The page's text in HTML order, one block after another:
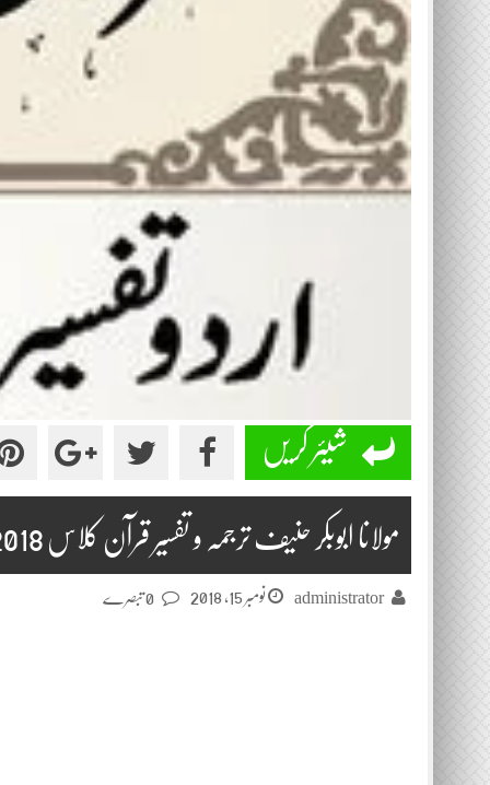
شیئر کریں
مولانا ابوبکر حنیف ترجمہ و تفسیر قرآن کلاس 2018-11-15
administrator نومبر 15, 2018